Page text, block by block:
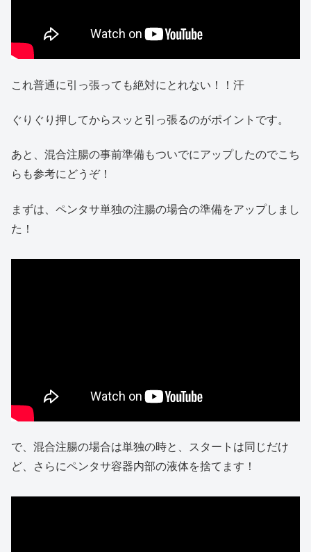
これ普通に引っ張っても絶対にとれない！！汗
ぐりぐり押してからスッと引っ張るのがポイントです。
あと、混合注腸の事前準備もついでにアップしたのでこち
らも参考にどうぞ！
まずは、ペンタサ単独の注腸の場合の準備をアップしまし
た！
で、混合注腸の場合は単独の時と、スタートは同じだけ
ど、さらにペンタサ容器内部の液体を捨てます！